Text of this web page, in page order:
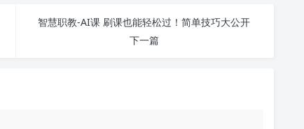
智慧职教-AI课 刷课也能轻松过！简单技巧大公开
下一篇